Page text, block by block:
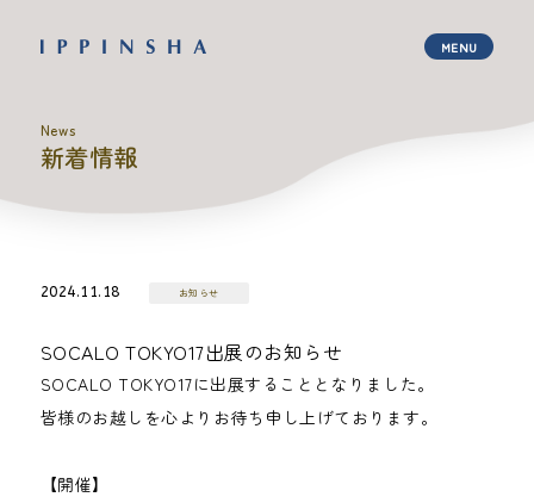
News
新着情報
2024.11.18 お知らせ
SOCALO TOKYO17出展のお知らせ
SOCALO TOKYO17に出展することとなりました。
皆様のお越しを心よりお待ち申し上げております。
【開催】